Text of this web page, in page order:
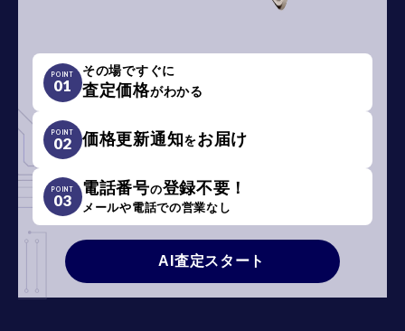
POINT
01
その場ですぐに
査定価格がわかる
POINT
02 価格更新通知をお届け
POINT
03
電話番号の登録不要！
メールや電話での営業なし
AI査定スタート